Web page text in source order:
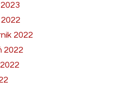
2022
2022